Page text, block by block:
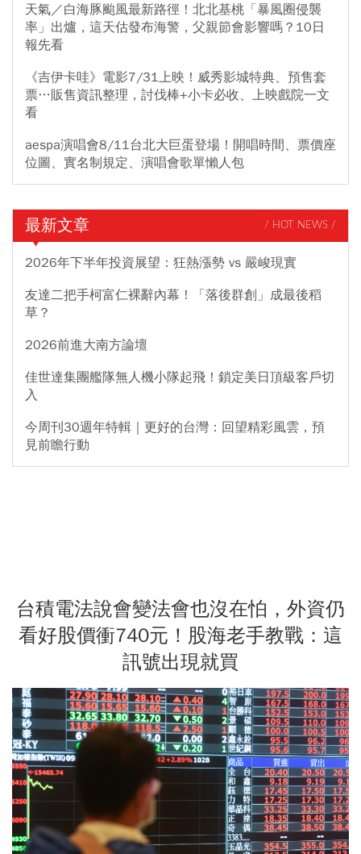
天氣／白海豚颱風最新路徑！北北基桃「暴風圈侵襲
率」出爐，這天估發布海警，父親節會影響嗎？10日
報先看
《吉伊卡哇》電影7/31上映！威秀影城特典、預售套
票…販售資訊整理，討伐棒+小卡必收、上映戲院一文
看
aespa演唱會8/11台北大巨蛋登場！開唱時間、票價座
位圖、實名制規定、演唱會歌單懶人包
最新文章 / HOT NEWS /
2026年下半年投資展望：狂熱漲勢 vs 嚴峻現實
友達二把手柯富仁裸辭內幕！「落後群創」成最後稻
草？
2026前進大南方論壇
佳世達集團艦隊無人機小隊起飛！鎖定美日頂級客戶切
入
今周刊30週年特輯｜更好的台灣：回望精彩風雲，預
見前瞻行動
台積電法說會變法會也沒在怕，外資仍
看好股價衝740元！股海老手教戰：這
訊號出現就買